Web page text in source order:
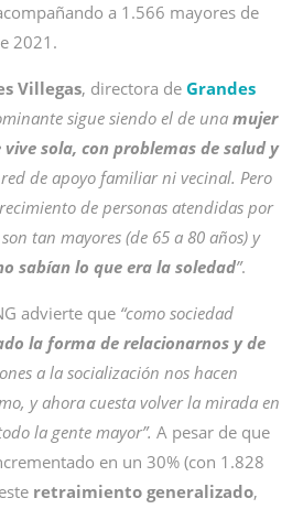
a 1.566 mayores de
2021.
Villegas, directora de Grandes
sigue siendo el de una mujer
sola, con problemas de salud y
de apoyo familiar ni vecinal. Pero
de personas atendidas por
tan mayores (de 65 a 80 años) y
sabían lo que era la soledad”.
advierte que “como sociedad
la forma de relacionarnos y de
a la socialización nos hacen
y ahora cuesta volver la mirada en
la gente mayor”. A pesar de que
en un 30% (con 1.828
retraimiento generalizado,